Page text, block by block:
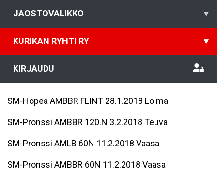
JAOSTOVALIKKO ▾
KURIKAN RYHTI RY ▾
KIRJAUDU
SM-Hopea AMBBR FLINT 28.1.2018 Loima
SM-Pronssi AMBBR 120.N 3.2.2018 Teuva
SM-Pronssi AMLB 60N 11.2.2018 Vaasa
SM-Pronssi AMBBR 60N 11.2.2018 Vaasa